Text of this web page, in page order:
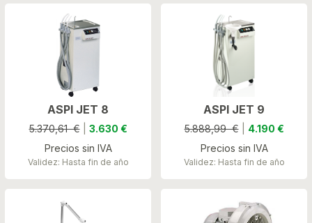
ASPI JET 8
5.370,61 €| 3.630 €
Precios sin IVA
Validez: Hasta fin de año
ASPI JET 9
5.888,99 €| 4.190 €
Precios sin IVA
Validez: Hasta fin de año